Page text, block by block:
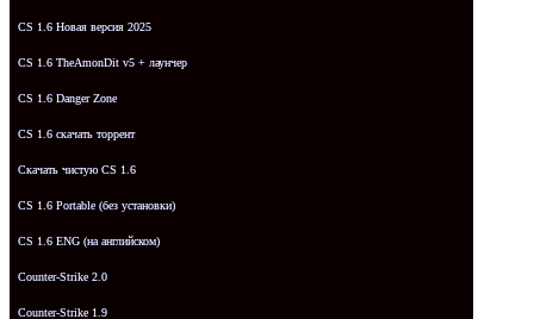
CS 1.6 Новая версия 2025
CS 1.6 TheAmonDit v5 + лаунчер
CS 1.6 Danger Zone
CS 1.6 скачать торрент
Скачать чистую CS 1.6
CS 1.6 Portable (без установки)
CS 1.6 ENG (на английском)
Counter-Strike 2.0
Counter-Strike 1.9